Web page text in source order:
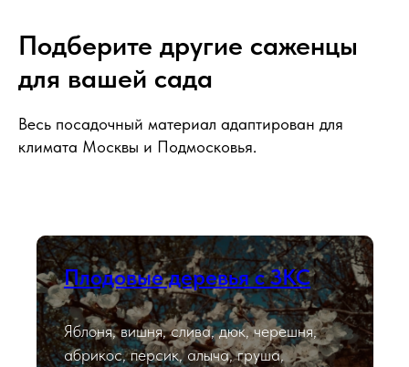
Подберите другие саженцы
для вашей сада
Весь посадочный материал адаптирован для
климата Москвы и Подмосковья.
Плодовые деревья с ЗКС
Яблоня, вишня, слива, дюк, черешня,
абрикос, персик, алыча, груша,